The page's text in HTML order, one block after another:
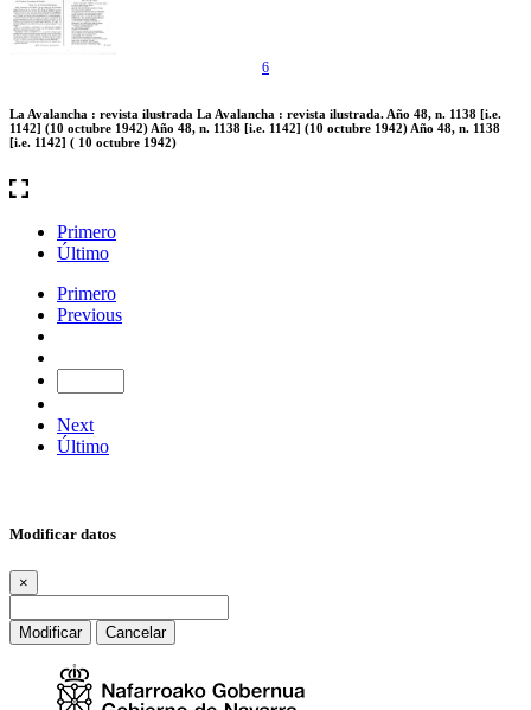
6
La Avalancha : revista ilustrada La Avalancha : revista ilustrada. Año 48, n. 1138 [i.e.
1142] (10 octubre 1942) Año 48, n. 1138 [i.e. 1142] (10 octubre 1942) Año 48, n. 1138
[i.e. 1142] ( 10 octubre 1942)
Primero
Último
Primero
Previous
Next
Último
Modificar datos
×
Modificar Cancelar